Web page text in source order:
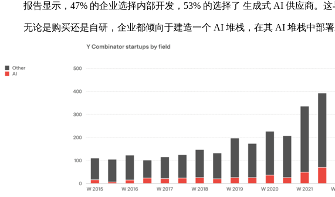
报告显示，47% 的企业选择内部开发，53% 的选择了 生成式 AI 供应商。这
无论是购买还是自研，企业都倾向于建造一个 AI 堆栈，在其 AI 堆栈中部署